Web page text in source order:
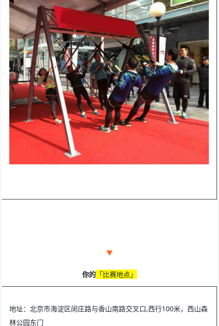
▼
你的 「比赛地点」
地址：北京市海淀区闵庄路与香山南路交叉口,西行100米，西山森
林公园东门